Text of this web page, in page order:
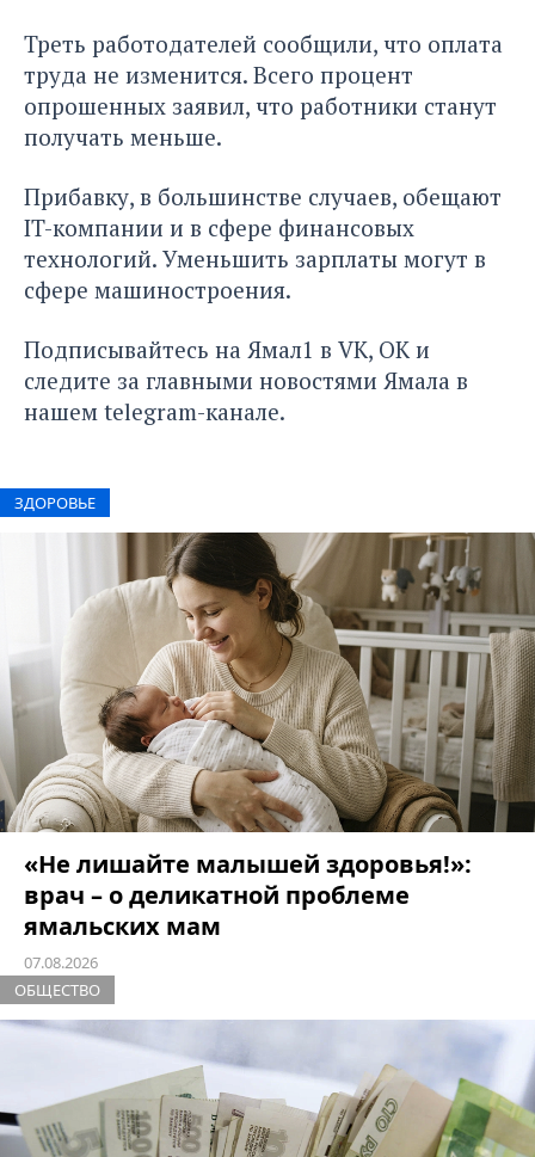
Треть работодателей сообщили, что оплата
труда не изменится. Всего процент
опрошенных заявил, что работники станут
получать меньше.
Прибавку, в большинстве случаев, обещают
IT-компании и в сфере финансовых
технологий. Уменьшить зарплаты могут в
сфере машиностроения.
Подписывайтесь на Ямал1 в VK, ОК и
следите за главными новостями Ямала в
нашем telegram-канале.
ЗДОРОВЬЕ
«Не лишайте малышей здоровья!»:
врач – о деликатной проблеме
ямальских мам
07.08.2026
ОБЩЕСТВО